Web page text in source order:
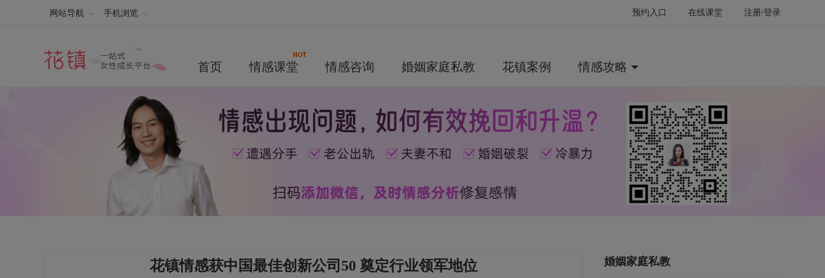
预约入口 在线课堂 注册/登录
网站导航 手机浏览
首页 情感课堂 情感咨询 婚姻家庭私教 花镇案例 情感攻略
花镇情感获中国最佳创新公司50 奠定行业领军地位 婚姻家庭私教